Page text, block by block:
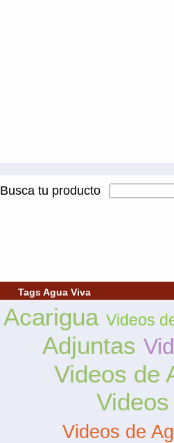
Busca tu producto
Tags Agua Viva
Acarigua Videos
Adjuntas
Videos de
Videos de